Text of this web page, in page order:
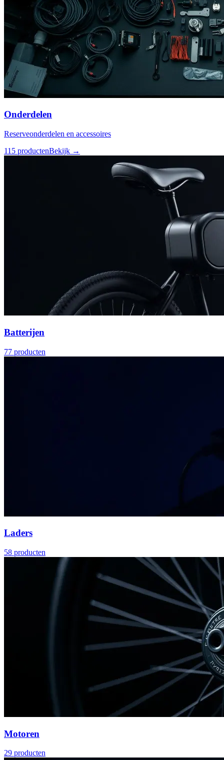
Onderdelen
Reserveonderdelen en accessoires
115 productenBekijk →
Batterijen
77 producten
Laders
58 producten
Motoren
29 producten